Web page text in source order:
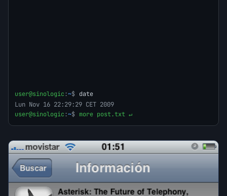
user@sinologic:~$ date
Lun Nov 16 22:29:29 CET 2009
user@sinologic:~$ more post.txt ↵